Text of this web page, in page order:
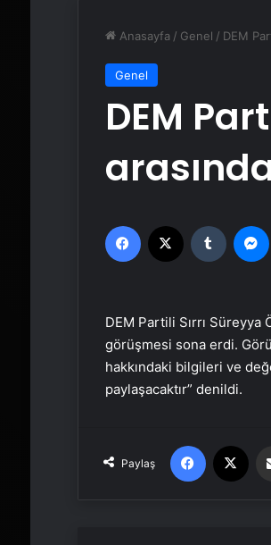
Anasayfa / Genel / DEM
Genel
DEM
Facebook Tumblr
DEM Partili Sırrı
görüşmesi sona erdi.
hakkındaki bilgileri ve
paylaşacaktır” denildi.
Paylaş
Facebook